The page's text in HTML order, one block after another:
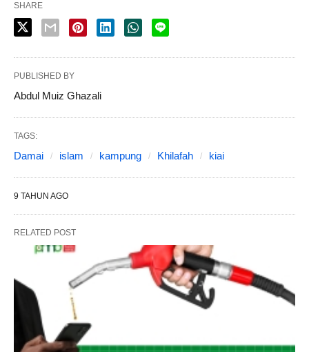
SHARE
PUBLISHED BY
Abdul Muiz Ghazali
TAGS:
Damai islam kampung Khilafah kiai
9 TAHUN AGO
RELATED POST